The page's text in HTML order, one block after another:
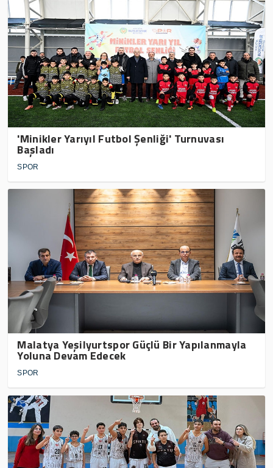
'Minikler Yarıyıl Futbol Şenliği' Turnuvası
Başladı
SPOR
Malatya Yeşilyurtspor Güçlü Bir Yapılanmayla
Yoluna Devam Edecek
SPOR